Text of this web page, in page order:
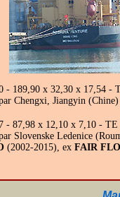
- 189,90 x 32,30 x 17,54 -
Chengxi, Jiangyin
- 87,98 x 12,10 x 7,10 -
Slovenske Ledenice
(2002-2015), ex FAIR